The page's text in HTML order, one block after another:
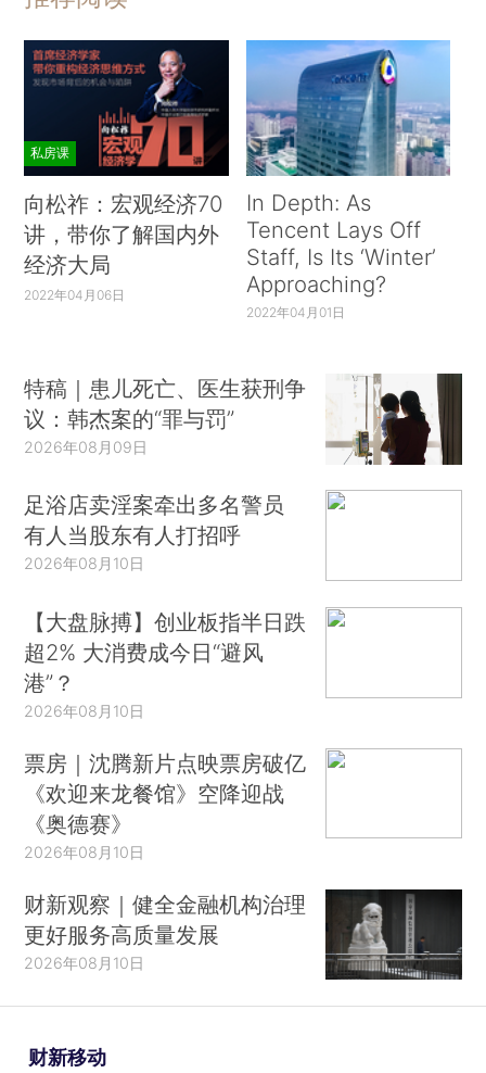
私房课
向松祚：宏观经济70
讲，带你了解国内外
经济大局
2022年04月06日
In Depth: As
Tencent Lays Off
Staff, Is Its ‘Winter’
Approaching?
2022年04月01日
特稿｜患儿死亡、医生获刑争
议：韩杰案的“罪与罚”
2026年08月09日
足浴店卖淫案牵出多名警员
有人当股东有人打招呼
2026年08月10日
【大盘脉搏】创业板指半日跌
超2% 大消费成今日“避风
港”？
2026年08月10日
票房｜沈腾新片点映票房破亿
《欢迎来龙餐馆》空降迎战
《奥德赛》
2026年08月10日
财新观察｜健全金融机构治理
更好服务高质量发展
2026年08月10日
财新移动